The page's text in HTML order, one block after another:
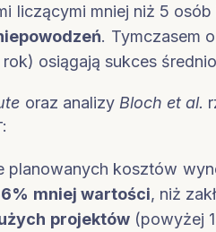
liczącymi mniej niż 5
. Tymczasem
osiągają sukces
oraz analizy Bloch et al.
planowanych kosztów
mniej wartości, niż
projektów(powyżej